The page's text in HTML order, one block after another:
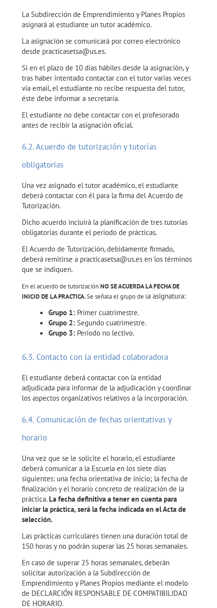
La Subdirección de Emprendimiento y Planes Propios
asignará al estudiante un tutor académico.
La asignación se comunicará por correo electrónico
desde practicasetsa@us.es.
Si en el plazo de 10 días hábiles desde la asignación, y
tras haber intentado contactar con el tutor varias veces
vía email, el estudiante no recibe respuesta del tutor,
éste debe informar a secretaría.
El estudiante no debe contactar con el profesorado
antes de recibir la asignación oficial.
6.2. Acuerdo de tutorización y tutorías
obligatorias
Una vez asignado el tutor académico, el estudiante
deberá contactar con él para la firma del Acuerdo de
Tutorización.
Dicho acuerdo incluirá la planificación de tres tutorías
obligatorias durante el periodo de prácticas.
El Acuerdo de Tutorización, debidamente firmado,
deberá remitirse a practicasetsa@us.es en los términos
que se indiquen.
En el acuerdo de tutorizaciónNO SE ACUERDA LA FECHA DE
INICIO DE LA PRACTICA.Se señala el grupo de la asignatura:
Grupo 1: Primer cuatrimestre.
Grupo 2: Segundo cuatrimestre.
Grupo 3: Periodo no lectivo.
6.3. Contacto con la entidad colaboradora
El estudiante deberá contactar con la entidad
adjudicada para informar de la adjudicación y coordinar
los aspectos organizativos relativos a la incorporación.
6.4. Comunicación de fechas orientativas y
horario
Una vez que se le solicite el horario, el estudiante
deberá comunicar a la Escuela en los siete días
siguientes: una fecha orientativa de inicio; la fecha de
finalización y el horario concreto de realización de la
práctica. La fecha definitiva a tener en cuenta para
iniciar la práctica, será la fecha indicada en el Acta de
selección.
Las prácticas curriculares tienen una duración total de
150 horas y no podrán superar las 25 horas semanales.
En caso de superar 25 horas semanales, deberán
solicitar autorización a la Subdirección de
Emprendimiento y Planes Propios mediante el modelo
de DECLARCIÓN RESPONSABLE DE COMPATIBILIDAD
DE HORARIO.